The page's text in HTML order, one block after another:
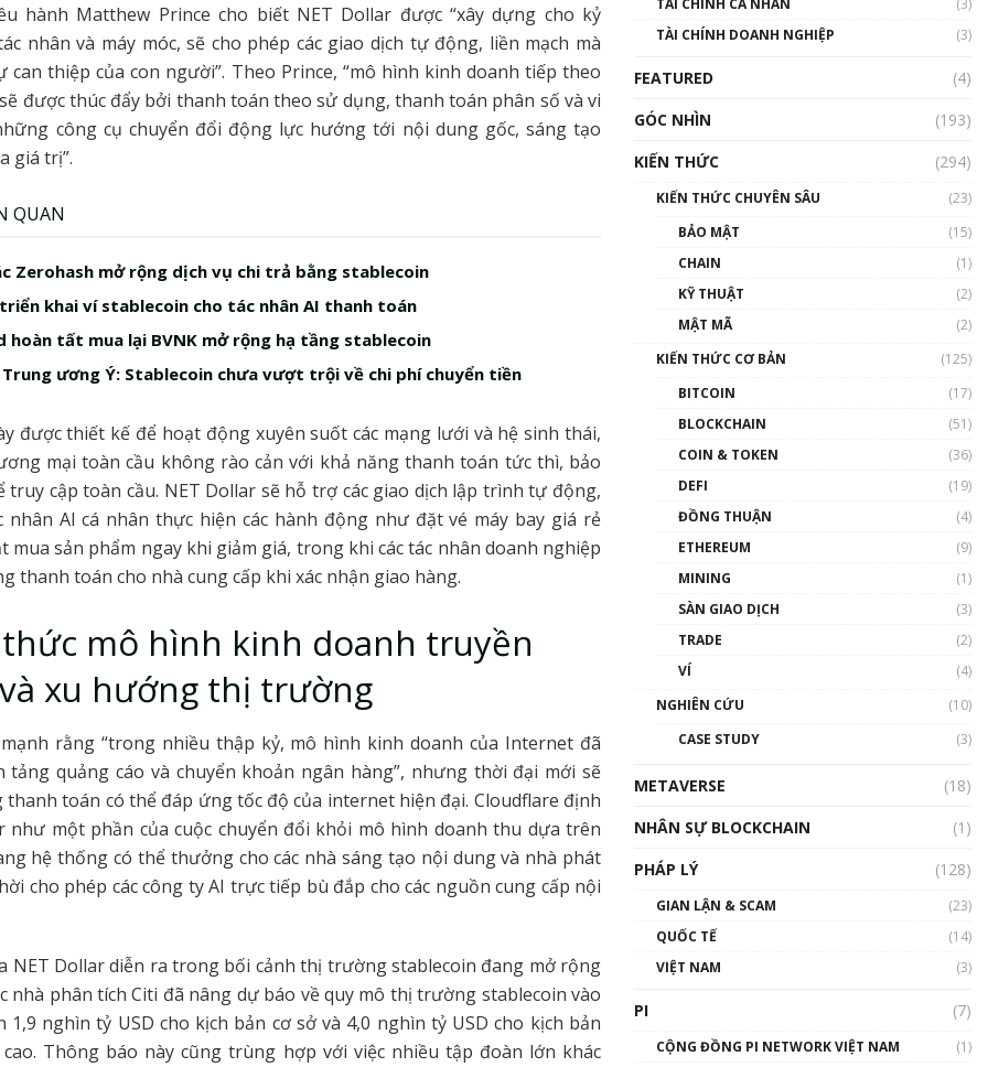
hành Matthew Prince cho biết NET Dollar được “xây dựng cho kỷ
nhân và máy móc, sẽ cho phép các giao dịch tự động, liền mạch mà
can thiệp của con người”. Theo Prince, “mô hình kinh doanh tiếp theo
được thúc đẩy bởi thanh toán theo sử dụng, thanh toán phân số và vi
công cụ chuyển đổi động lực hướng tới nội dung gốc, sáng tạo
giá trị”.
QUAN
Zerohash mở rộng dịch vụ chi trả bằng stablecoin
khai ví stablecoin cho tác nhân AI thanh toán
hoàn tất mua lại BVNK mở rộng hạ tầng stablecoin
ương Ý: Stablecoin chưa vượt trội về chi phí chuyển tiền
được thiết kế để hoạt động xuyên suốt các mạng lưới và hệ sinh thái,
mại toàn cầu không rào cản với khả năng thanh toán tức thì, bảo
truy cập toàn cầu. NET Dollar sẽ hỗ trợ các giao dịch lập trình tự động,
nhân AI cá nhân thực hiện các hành động như đặt vé máy bay giá rẻ
mua sản phẩm ngay khi giảm giá, trong khi các tác nhân doanh nghiệp
thanh toán cho nhà cung cấp khi xác nhận giao hàng.
mô hình kinh doanh truyền
xu hướng thị trường
rằng “trong nhiều thập kỷ, mô hình kinh doanh của Internet đã
tảng quảng cáo và chuyển khoản ngân hàng”, nhưng thời đại mới sẽ
thanh toán có thể đáp ứng tốc độ của internet hiện đại. Cloudflare định
như một phần của cuộc chuyển đổi khỏi mô hình doanh thu dựa trên
hệ thống có thể thưởng cho các nhà sáng tạo nội dung và nhà phát
cho phép các công ty AI trực tiếp bù đắp cho các nguồn cung cấp nội
NET Dollar diễn ra trong bối cảnh thị trường stablecoin đang mở rộng
nhà phân tích Citi đã nâng dự báo về quy mô thị trường stablecoin vào
1,9 nghìn tỷ USD cho kịch bản cơ sở và 4,0 nghìn tỷ USD cho kịch bản
Thông báo này cũng trùng hợp với việc nhiều tập đoàn lớn khác
00:02:14
Nhìn lại năm 2022: Những
nhân vật ảnh hưởng nhất
hệ sinh thái tiền mã hoá |
Blockchain
Nhân sự tương lại ngành
Blockchain Việt Nam | Phổ
cập Blockchain
Blockchain đang được ứng
01:34:46
01:32:59
TÀI CHÍNH CÁ NHÂN
(3)
TÀI CHÍNH DOANH NGHIỆP
(3)
FEATURED
(4)
GÓC NHÌN
(193)
KIẾN THỨC
(294)
KIẾN THỨC CHUYÊN SÂU
(23)
BẢO MẬT
(15)
CHAIN
(1)
KỸ THUẬT
(2)
MẬT MÃ
(2)
KIẾN THỨC CƠ BẢN
(125)
BITCOIN
(17)
BLOCKCHAIN
(51)
COIN & TOKEN
(36)
DEFI
(19)
ĐỒNG THUẬN
(4)
ETHEREUM
(9)
MINING
(1)
SÀN GIAO DỊCH
(3)
TRADE
(2)
VÍ
(4)
NGHIÊN CỨU
(10)
CASE STUDY
(3)
METAVERSE
(18)
NHÂN SỰ BLOCKCHAIN
(1)
PHÁP LÝ
(128)
GIAN LẬN & SCAM
(23)
QUỐC TẾ
(14)
VIỆT NAM
(3)
PI (7)
CỘNG ĐỒNG PI NETWORK VIỆT NAM
(1)